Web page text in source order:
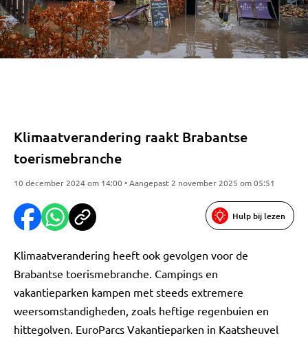
Klimaatverandering raakt Brabantse
toerismebranche
10 december 2024 om 14:00 • Aangepast 2 november 2025 om 05:51
Hulp bij lezen
Klimaatverandering heeft ook gevolgen voor de
Brabantse toerismebranche. Campings en
vakantieparken kampen met steeds extremere
weersomstandigheden, zoals heftige regenbuien en
hittegolven. EuroParcs Vakantieparken in Kaatsheuvel